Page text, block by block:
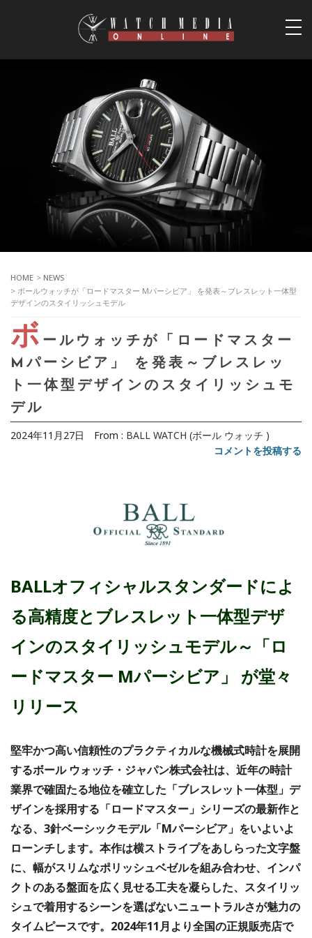
HOME > NEWS
> ボールウォッチが「ロードマスター Mパーシビア」 を発表～ブレスレット一体型
デザインのスタイリッシュモデル
ボ ールウォッチが「ロードマスター
Mパーシビア」 を発表～ブレスレッ
ト一体型デザインのスタイリッシュモ
デル
2024年11月27日 From : BALL WATCH (ボール ウォッチ )
コメントを投稿する
BALLオフィシャルスタンダードによ
る高精度とブレスレット一体型デザ
インのスタイリッシュモデル～「ロ
ードマスター Mパーシビア」 が堂々
リリース
堅牢かつ高い信頼性のプラクティカルな機械式時計を展開
するボール ウォッチ・ジャパン株式会社は、近年の時計
業界で確固たる地位を確立した「ブレスレット一体型」デ
ザインを採用する「ロードマスター」シリーズの最新作と
なる、3針ベーシックモデル「Mパーシビア」をいよいよ
ローンチします。本作は横ストライプをあしらった文字盤
に、幅がスリムなポリッシュベゼルを組み合わせ、インパ
クトのある盤面を広く見せる工夫を凝らした、スタイリッ
シュで着用するシーンを選ばないニュートラルさが魅力の
タイムピースです。2024年11月より全国の正規販売店で